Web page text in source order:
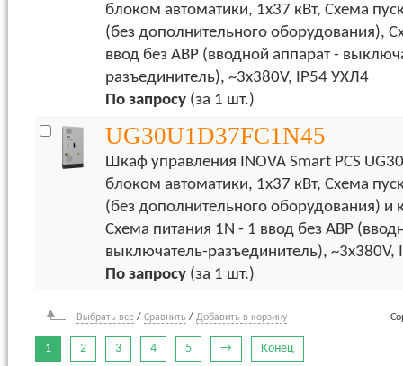
блоком автоматики, 1х37 кВт, Схема
(без дополнительного оборудования),
ввод без АВР (вводной аппарат -
разъединитель), ~3x380V, IP54 УХЛ4
По запросу (за 1 шт.)
UG30U1D37FC1N45
Шкаф управления INOVA Smart PCS
блоком автоматики, 1х37 кВт, Схема
(без дополнительного оборудования) и
Схема питания 1N - 1 ввод без АВР
выключатель-разъединитель), ~3x380V,
По запросу (за 1 шт.)
Выбрать все / Сравнить / Добавить в корзину
1 2 3 4 5 → Конец